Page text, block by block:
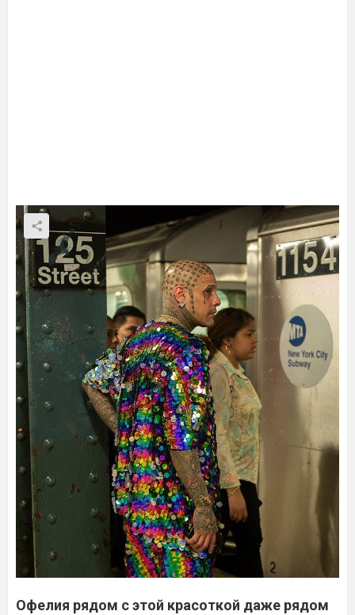
Офелия рядом с этой красоткой даже рядом